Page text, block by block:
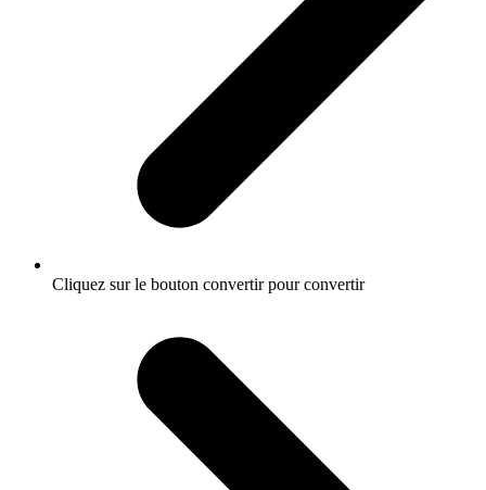
Cliquez sur le bouton convertir pour convertir